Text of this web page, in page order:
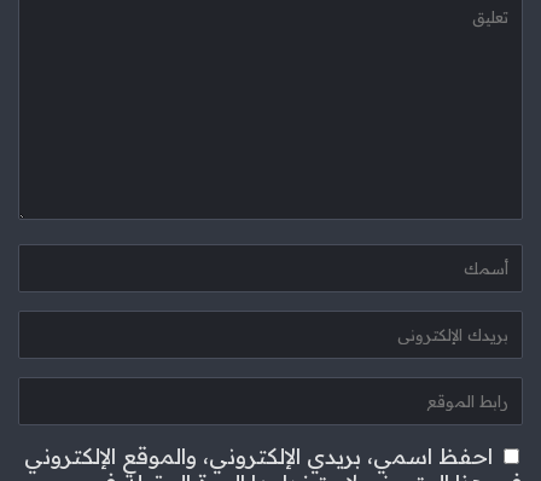
احفظ اسمي، بريدي الإلكتروني، والموقع الإلكتروني